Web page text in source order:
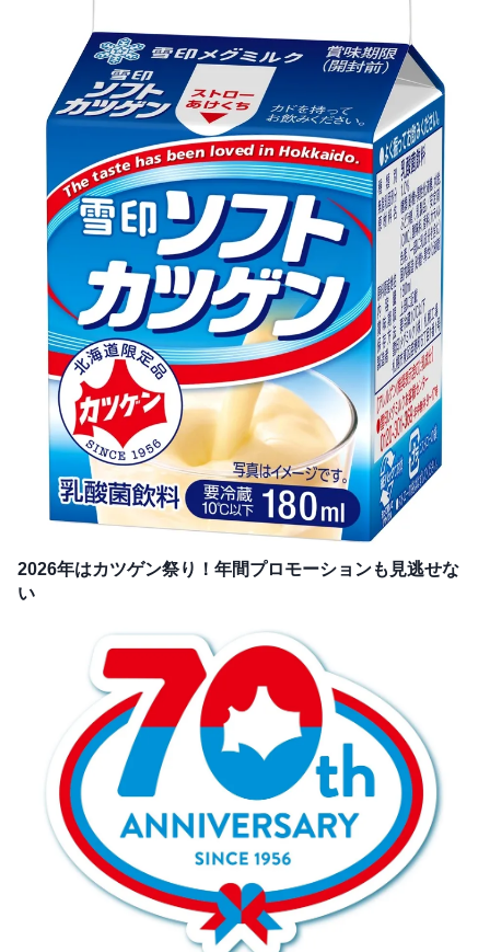
2026年はカツゲン祭り！年間プロモーションも見逃せな
い